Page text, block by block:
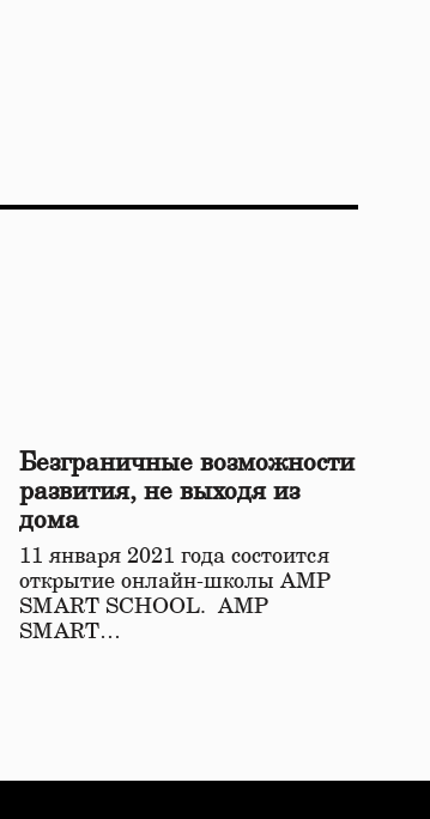
Безграничные возможности
развития, не выходя из
дома
11 января 2021 года состоится
открытие онлайн-школы АМР
SMART SCHOOL. АМР
SMART…